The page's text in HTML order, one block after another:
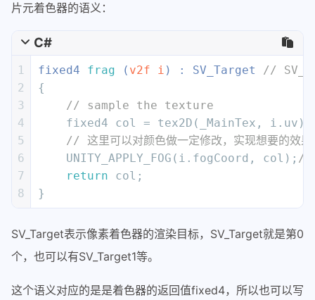
53
55
56
57
58
59
60
61
62
63
64
66
67
69
                v2f o;
o.vertex =
return
o;
            }
fixed4
// sample the texture
// 这里可以对颜色做一定修改
            }
片元着色器的语义：
C#
1
2
3
4
5
6
7
8
fixed4 frag ( v2f i ) : SV_Target
//
{
// sample the texture
fixed4 col = tex2D(_MainTex,
// 这里可以对颜色做一定修改，实现想要的效果
    UNITY_APPLY_FOG(i.fogCoord, col);
//
return col;
}
SV_Target表示像素着色器的渲染目标，SV_Target就是第0
个，也可以有SV_Target1等。
这个语义对应的是是着色器的返回值fixed4，所以也可以写